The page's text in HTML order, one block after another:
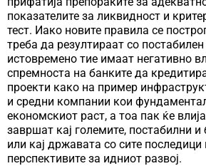
показателите за ликвидност и
тест. Иако новите правила се
треба да резултираат со
истовремено тие имаат негативно
спремноста на банките да
проекти како на пример
и средни компании кои
економскиот раст, а тоа пак ќе
завршат кај големите, постабилни
или кај државата со сите последици
перспективите за идниот развој.